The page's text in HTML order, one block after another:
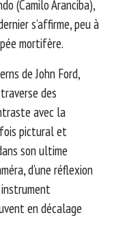
(Camilo Aranciba),
s’affirme, peu à
mortifère.
de John Ford,
des
avec la
fois pictural et
son ultime
d’une réflexion
en décalage